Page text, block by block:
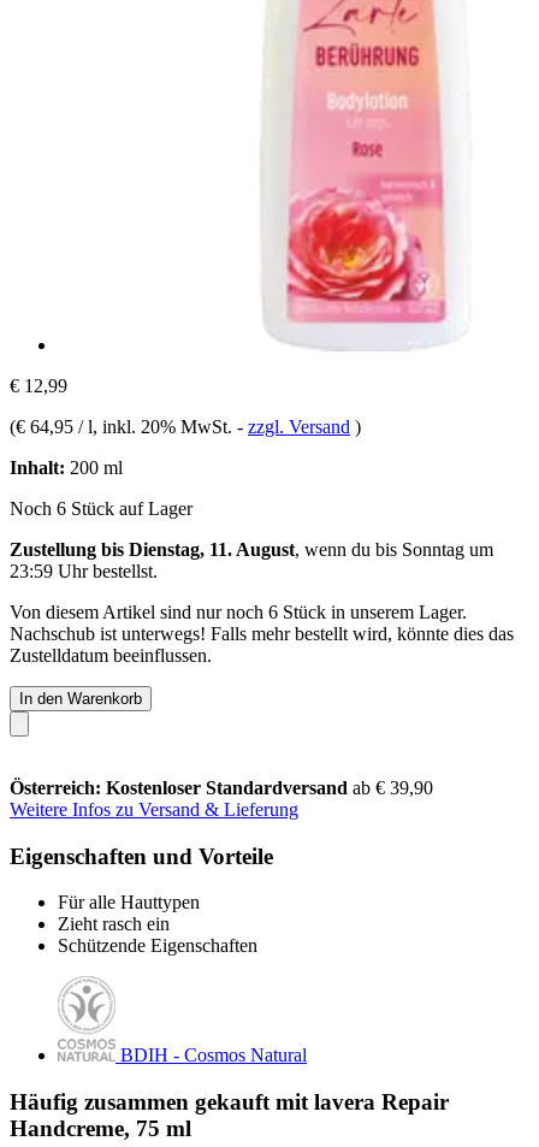
€ 12,99
(€ 64,95 / l, inkl. 20% MwSt. - zzgl. Versand )
Inhalt: 200 ml
Noch 6 Stück auf Lager
Zustellung bis Dienstag, 11. August, wenn du bis Sonntag um
23:59 Uhrbestellst.
Von diesem Artikel sind nur noch 6 Stück in unserem Lager.
Nachschub ist unterwegs! Falls mehr bestellt wird, könnte dies das
Zustelldatum beeinflussen.
In den Warenkorb
Österreich: Kostenloser Standardversand ab € 39,90
Weitere Infos zu Versand & Lieferung
Eigenschaften und Vorteile
Für alle Hauttypen
Zieht rasch ein
Schützende Eigenschaften
BDIH - Cosmos Natural
Häufig zusammen gekauft mit lavera Repair
Handcreme, 75 ml